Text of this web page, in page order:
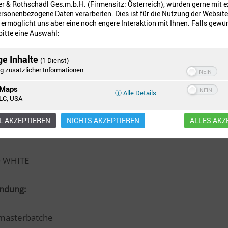
Polymerpulver (RDP)
WHITE
& Rothschädl Ges.m.b.H. (Firmensitz: Österreich), würden gerne mit
Daten verarbeiten. Dies ist für die Nutzung der
uns aber eine noch engere Interaktion mit Ihnen. Falls
eine Auswahl:
Inhalte (1 Dienst)
zusätzlicher Informationen
USA
ⓘ Alle Details
AKZEPTIEREN NICHTS AKZEPTIEREN ALLES